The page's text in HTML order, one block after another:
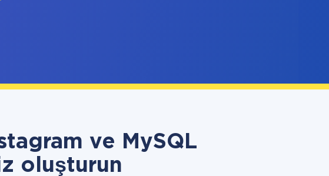
ve MySQL
oluşturun